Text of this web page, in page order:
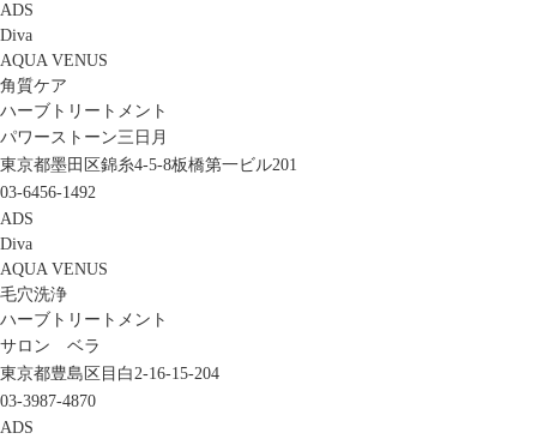
ADS
Diva
AQUA VENUS
角質ケア
ハーブトリートメント
パワーストーン三日月
東京都墨田区錦糸4-5-8板橋第一ビル201
03-6456-1492
ADS
Diva
AQUA VENUS
毛穴洗浄
ハーブトリートメント
サロン ベラ
東京都豊島区目白2-16-15-204
03-3987-4870
ADS